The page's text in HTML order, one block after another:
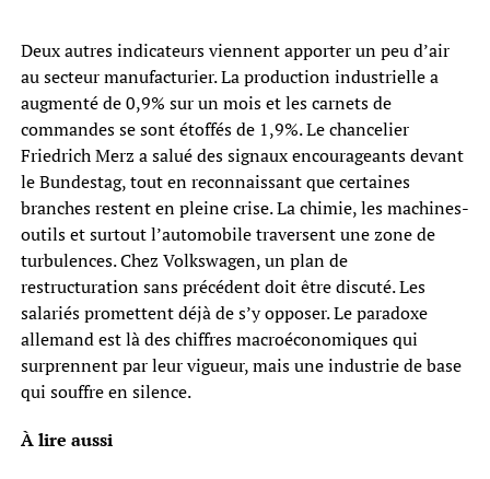
Deux autres indicateurs viennent apporter un peu d’air
au secteur manufacturier. La production industrielle a
augmenté de 0,9% sur un mois et les carnets de
commandes se sont étoffés de 1,9%. Le chancelier
Friedrich Merz a salué des signaux encourageants devant
le Bundestag, tout en reconnaissant que certaines
branches restent en pleine crise. La chimie, les machines-
outils et surtout l’automobile traversent une zone de
turbulences. Chez Volkswagen, un plan de
restructuration sans précédent doit être discuté. Les
salariés promettent déjà de s’y opposer. Le paradoxe
allemand est là des chiffres macroéconomiques qui
surprennent par leur vigueur, mais une industrie de base
qui souffre en silence.
À lire aussi